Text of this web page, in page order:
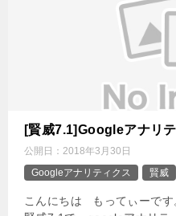
[賢威7.1]Googleアナリ
公開日： 2018年3月30日
Googleアナリティクス
賢威
こんにちは もってぃーで